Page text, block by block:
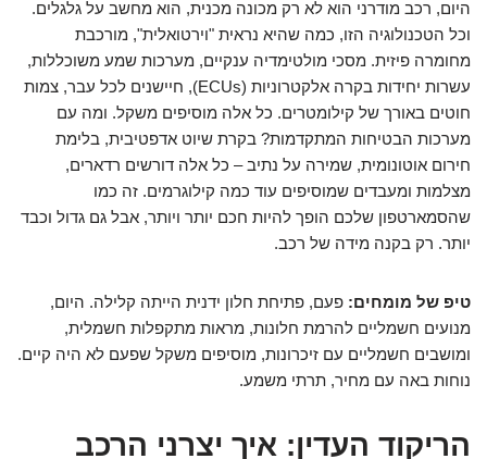
היום, רכב מודרני הוא לא רק מכונה מכנית, הוא מחשב על גלגלים.
וכל הטכנולוגיה הזו, כמה שהיא נראית "וירטואלית", מורכבת
מחומרה פיזית. מסכי מולטימדיה ענקיים, מערכות שמע משוכללות,
עשרות יחידות בקרה אלקטרוניות (ECUs), חיישנים לכל עבר, צמות
חוטים באורך של קילומטרים. כל אלה מוסיפים משקל. ומה עם
מערכות הבטיחות המתקדמות? בקרת שיוט אדפטיבית, בלימת
חירום אוטונומית, שמירה על נתיב – כל אלה דורשים רדארים,
מצלמות ומעבדים שמוסיפים עוד כמה קילוגרמים. זה כמו
שהסמארטפון שלכם הופך להיות חכם יותר ויותר, אבל גם גדול וכבד
יותר. רק בקנה מידה של רכב.
טיפ של מומחים: פעם, פתיחת חלון ידנית הייתה קלילה. היום,
מנועים חשמליים להרמת חלונות, מראות מתקפלות חשמלית,
ומושבים חשמליים עם זיכרונות, מוסיפים משקל שפעם לא היה קיים.
נוחות באה עם מחיר, תרתי משמע.
הריקוד העדין: איך יצרני הרכב